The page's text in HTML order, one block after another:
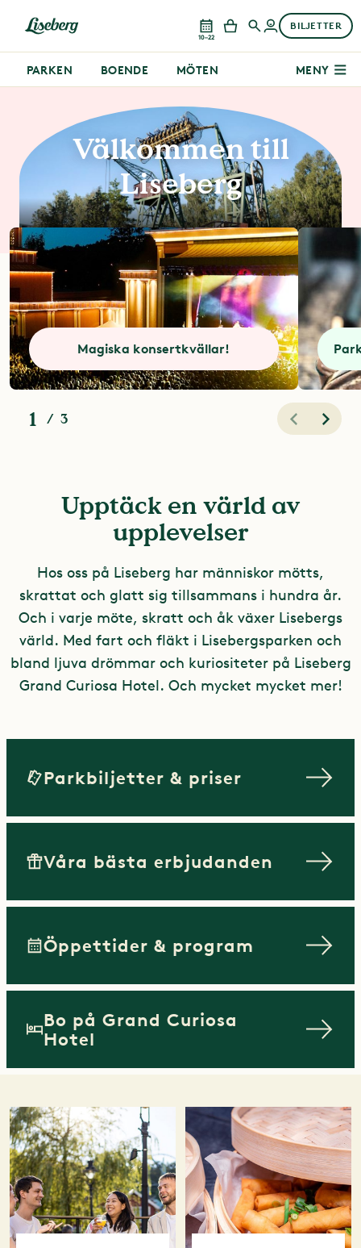
10–22
BILJETTER
PARKEN BOENDE MÖTEN MENY
Välkommen till
Liseberg
Magiska konsertkvällar!
1 / 3
Upptäck en värld av
upplevelser
Hos oss på Liseberg har människor mötts,
skrattat och glatt sig tillsammans i hundra år.
Och i varje möte, skratt och åk växer Lisebergs
värld. Med fart och fläkt i Lisebergsparken och
bland ljuva drömmar och kuriositeter på Liseberg
Grand Curiosa Hotel. Och mycket mycket mer!
Parkbiljetter & priser
Våra bästa erbjudanden
Öppettider & program
Bo på Grand Curiosa
Hotel